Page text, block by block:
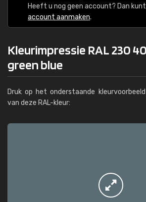
Heeft u nog geen account? Dan
account aanmaken.
Kleurimpressie RAL 230
green blue
Druk op het onderstaande
van deze RAL-kleur: